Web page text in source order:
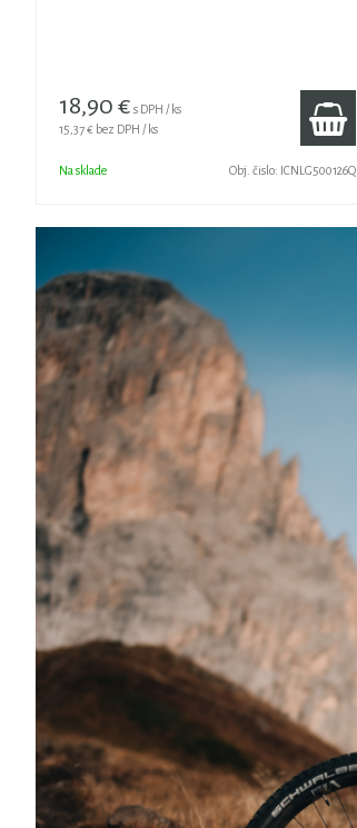
18,90 € s DPH / ks
15,37 € bez DPH / ks
Na sklade Obj. čislo: ICNLG500126Q